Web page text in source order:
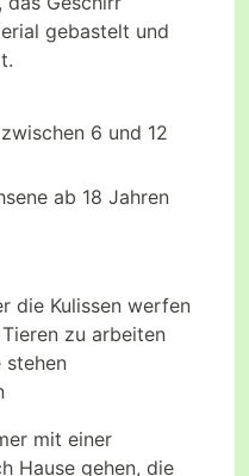
gebastelt und
6 und 12
ab 18 Jahren
die Kulissen werfen
zu arbeiten
stehen
mit einer
Hause gehen, die